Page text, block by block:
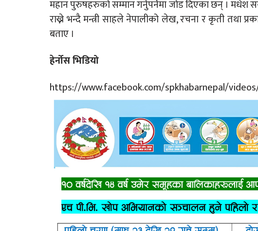
महान पुरुषहरुको सम्मान गर्नुपर्नेमा जोड दिएका छन् । मधेश
राख्ने भन्दै मन्त्री साहले नेपालीको लेख, रचना र कृती तथा
बताए ।
हेर्नोस भिडियो
https://www.facebook.com/spkhabarnepal/